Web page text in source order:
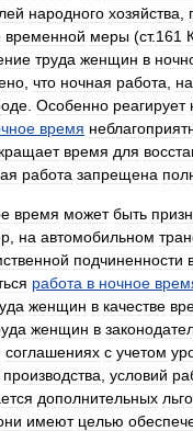
народного хозяйства
временной меры (ст.161
труда женщин в
что ночная работа
Особенно реагирует
время
время для
работа запрещена
время может быть
на автомобильном
подчиненности
работа в ночное
женщин в качестве
женщин в
соглашениях с учетом
производства условий
дополнительных
имеют целью